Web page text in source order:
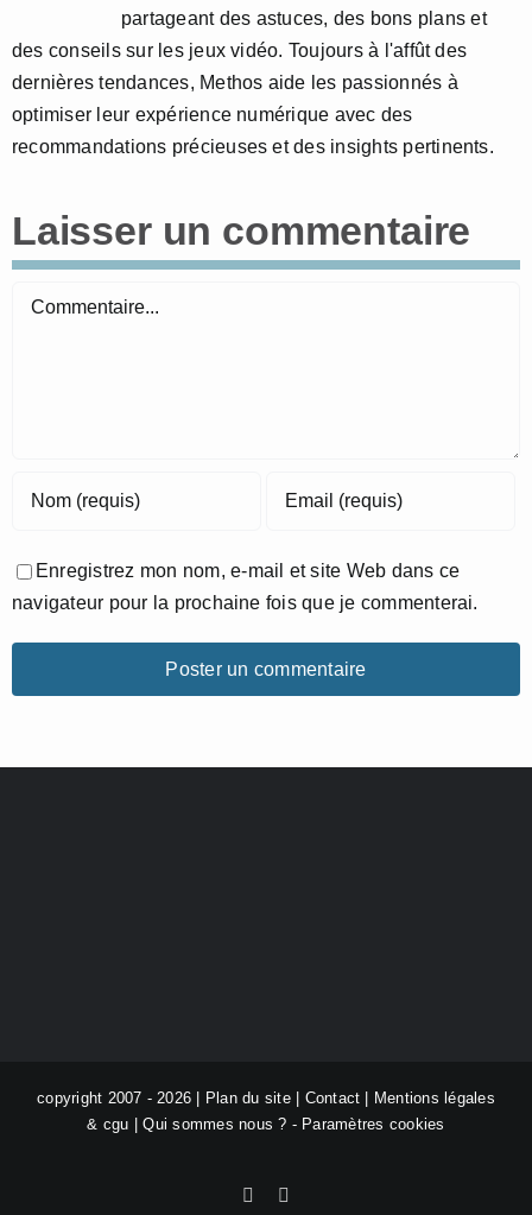
partageant des astuces, des bons plans et
des conseils sur les jeux vidéo. Toujours à l'affût des
dernières tendances, Methos aide les passionnés à
optimiser leur expérience numérique avec des
recommandations précieuses et des insights pertinents.
Laisser un commentaire
Commentaire
Enregistrez mon nom, e-mail et site Web dans ce
navigateur pour la prochaine fois que je commenterai.
copyright 2007 - 2026 | Plan du site| Contact
Mentions légales
& cgu |Qui sommes nous ? - Paramètres cookies
Facebook